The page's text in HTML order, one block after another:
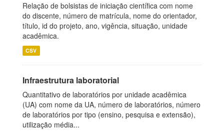
Relação de bolsistas de iniciação científica com nome
do discente, número de matrícula, nome do orientador,
título, id do projeto, ano, vigência, situação, unidade
acadêmica.
CSV
Infraestrutura laboratorial
Quantitativo de laboratórios por unidade acadêmica
(UA) com nome da UA, número de laboratórios, número
de laboratórios por tipo (ensino, pesquisa e extensão),
utilização média...